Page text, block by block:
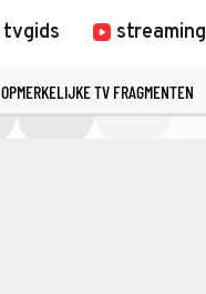
tvgids streaming
OPMERKELIJKE TV FRAGMENTEN